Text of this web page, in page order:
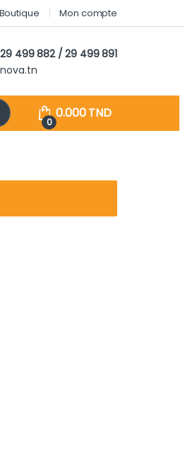
Boutique Mon compte
29 499 882 / 29 499 891
0
0.000TND